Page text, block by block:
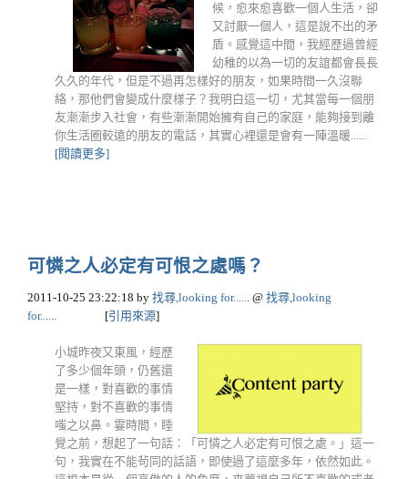
候，愈來愈喜歡一個人生活，卻
又討厭一個人，這是說不出的矛
盾。感覺這中間，我經歷過曾經
幼稚的以為一切的友誼都會長長
久久的年代，但是不過再怎樣好的朋友，如果時間一久沒聯
絡，那他們會變成什麼樣子？我明白這一切，尤其當每一個朋
友漸漸步入社會，有些漸漸開始擁有自己的家庭，能夠接到離
你生活圈較遠的朋友的電話，其實心裡還是會有一陣溫暖......
[閱讀更多]
可憐之人必定有可恨之處嗎？
2011-10-25 23:22:18 by 找尋,looking for...... @ 找尋,looking
for......
[引用來源]
小城昨夜又東風，經歷
了多少個年頭，仍舊還
是一樣，對喜歡的事情
堅持，對不喜歡的事情
嗤之以鼻。霎時間，睡
覺之前，想起了一句話：「可憐之人必定有可恨之處。」這一
句，我實在不能茍同的話語，即使過了這麼多年，依然如此。